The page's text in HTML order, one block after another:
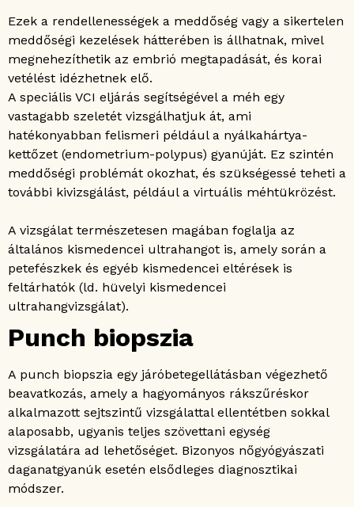
Ezek a rendellenességek a meddőség vagy a sikertelen
meddőségi kezelések hátterében is állhatnak, mivel
megnehezíthetik az embrió megtapadását, és korai
vetélést idézhetnek elő.
A speciális VCI eljárás segítségével a méh egy
vastagabb szeletét vizsgálhatjuk át, ami
hatékonyabban felismeri például a nyálkahártya-
kettőzet (endometrium-polypus) gyanúját. Ez szintén
meddőségi problémát okozhat, és szükségessé teheti a
további kivizsgálást, például a virtuális méhtükrözést.
A vizsgálat természetesen magában foglalja az
általános kismedencei ultrahangot is, amely során a
petefészkek és egyéb kismedencei eltérések is
feltárhatók (ld. hüvelyi kismedencei
ultrahangvizsgálat).
Punch biopszia
A punch biopszia egy járóbetegellátásban végezhető
beavatkozás, amely a hagyományos rákszűréskor
alkalmazott sejtszintű vizsgálattal ellentétben sokkal
alaposabb, ugyanis teljes szövettani egység
vizsgálatára ad lehetőséget. Bizonyos nőgyógyászati
daganatgyanúk esetén elsődleges diagnosztikai
módszer.